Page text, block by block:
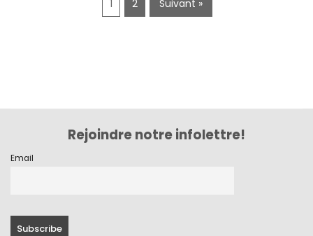
1 2 Suivant »
Rejoindre notre infolettre!
Email